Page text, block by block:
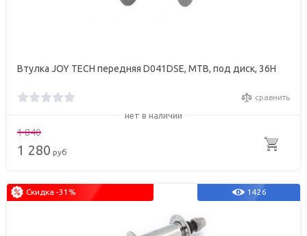
Втулка JOY TECH передняя D041DSE, МТВ, под диск, 36Н
сравнить
нет в наличии
1 840
1 280 руб
1426
Скидка -31%